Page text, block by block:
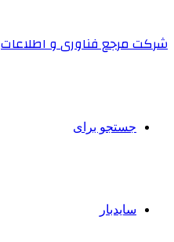
شرکت مرجع فناوری و اطلاعات
جستجو برای
سایدبار